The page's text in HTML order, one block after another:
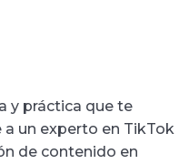
y práctica que te
a un experto en TikTok
de contenido en